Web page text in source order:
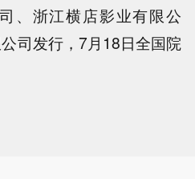
、浙江横店影业有限公
司发行，7月18日全国院